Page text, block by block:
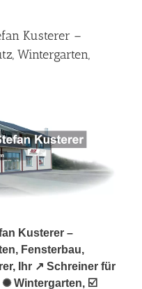
Kusterer –
Wintergarten,
Kusterer –
Fensterbau,
Ihr ↗️ Schreiner für
✺ Wintergarten, ☑️